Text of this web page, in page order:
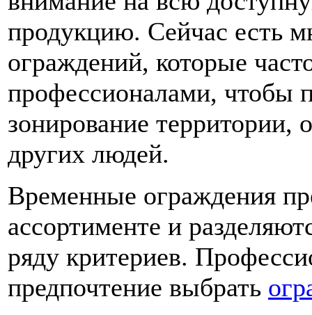
продукцию. Сейчас есть
ограждений, которые
профессионалами, чтобы
зонирование территории,
других людей.
Временные ограждения
ассортименте и
ряду критериев.
предпочтение выбрать